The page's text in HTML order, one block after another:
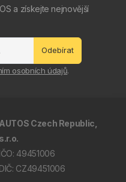
a získejte nejnovější
Odebírat
osobních údajů.
AUTOS Czech Republic,
s.r.o.
IČO: 49451006
DIČ: CZ49451006